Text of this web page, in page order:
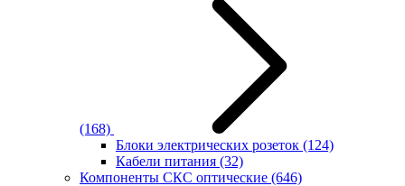
(168)
Блоки электрических розеток (124)
Кабели питания (32)
Компоненты СКС оптические (646)